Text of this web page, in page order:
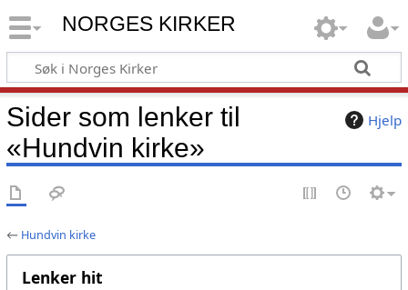
NORGES KIRKER
Hjelp
Sider som lenker til
«Hundvin kirke»
← Hundvin kirke
Lenker hit